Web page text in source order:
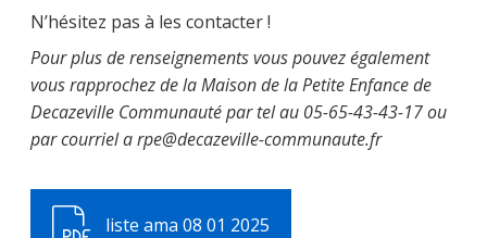
N’hésitez pas à les contacter !
Pour plus de renseignements vous pouvez également
vous rapprochez de la Maison de la Petite Enfance de
Decazeville Communauté par tel au 05-65-43-43-17 ou
par courriel a rpe@decazeville-communaute.fr
liste ama 08 01 2025